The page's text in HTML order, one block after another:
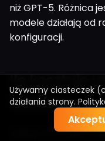
niż GPT-5. Różnica
modele działają od
konfiguracji.
Ile kosztuje
lokalnie?
Zależy od modelu.
Używamy ciasteczek
działania strony.